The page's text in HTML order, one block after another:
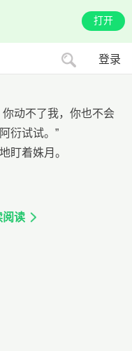
打开
登录
动不了我，你也不会
衍试试。”
盯着姝月。
阅读